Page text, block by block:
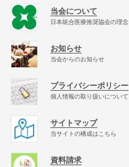
当会について
日本統合医療推奨協会の理念
お知らせ
当会からのお知らせ
プライバシーポリシー
個人情報の取り扱いについて
サイトマップ
当サイトの構成はこちら
資料請求